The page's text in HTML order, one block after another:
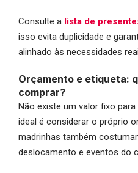
Consulte a lista de
isso evita duplicidade e
alinhado às necessidades
Orçamento e etiqueta:
comprar?
Não existe um valor fixo
ideal é considerar o próprio
madrinhas também
deslocamento e eventos do